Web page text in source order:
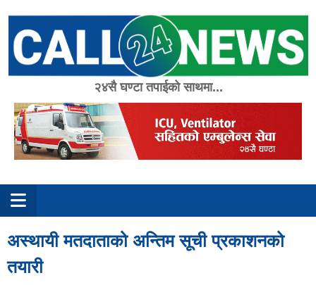
content
२४सै घण्टा तपाईको साथमा...
अस्थायी मतदाताको अन्तिम सूची प्रकाशनको
तयारी